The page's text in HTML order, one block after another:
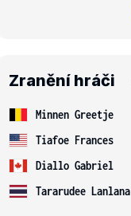
Zranění hráči
Minnen Greetje
Tiafoe Frances
Diallo Gabriel
Tararudee Lanlana